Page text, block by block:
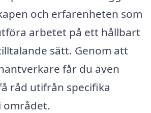
och erfarenheten som
arbetet på ett hållbart
sätt. Genom att
får du även
råd utifrån specifika
området.